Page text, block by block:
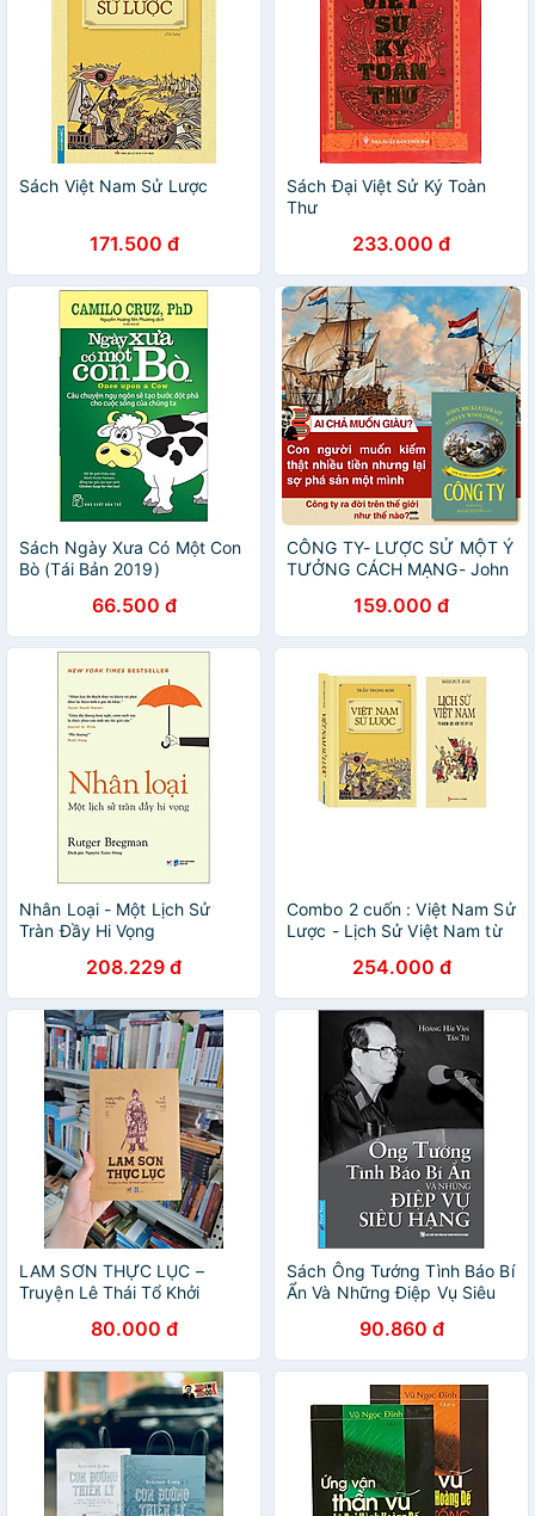
Sách Việt Nam Sử Lược
171.500 đ
Sách Đại Việt Sử Ký Toàn
Thư
233.000 đ
Sách Ngày Xưa Có Một Con
Bò (Tái Bản 2019)
66.500 đ
CÔNG TY- LƯỢC SỬ MỘT Ý
TƯỞNG CÁCH MẠNG- John
Wooldridge- Bùi Thanh Châu
dịch- NXB Kinh tế TP HCM-
Omega Plus
159.000 đ
Nhân Loại - Một Lịch Sử
Tràn Đầy Hi Vọng
208.229 đ
Combo 2 cuốn : Việt Nam Sử
Lược - Lịch Sử Việt Nam từ
254.000 đ
LAM SƠN THỰC LỤC –
Truyện Lê Thái Tổ Khởi
Trãi biên soạn, Lê Thái Tổ đề
tựa – Mạc Bảo Thần dịch –
Nhã Nam
80.000 đ
Sách Ông Tướng Tình Báo Bí
Ẩn Và Những Điệp Vụ Siêu
90.860 đ